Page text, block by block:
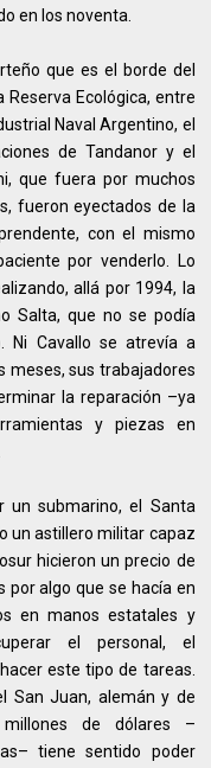
en los noventa.
que es el borde del
Reserva Ecológica, entre
Naval Argentino, el
de Tandanor y el
que fuera por muchos
fueron eyectados de la
con el mismo
por venderlo. Lo
allá por 1994, la
Salta, que no se podía
Ni Cavallo se atrevía a
meses, sus trabajadores
la reparación –ya
y piezas en
un submarino, el Santa
un astillero militar capaz
hicieron un precio de
por algo que se hacía en
en manos estatales y
el personal, el
este tipo de tareas.
San Juan, alemán y de
de dólares –
tiene sentido poder